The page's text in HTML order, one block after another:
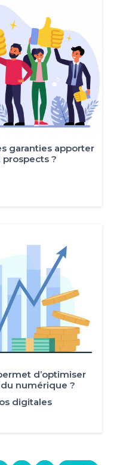
garanties apporter
prospects ?
d’optimiser
numérique ?
digitales